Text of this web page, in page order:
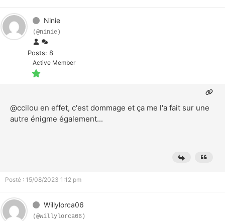
Ninie
(@ninie)
Posts: 8
Active Member
@ccilou en effet, c'est dommage et ça me l'a fait sur une
autre énigme également...
Posté : 15/08/2023 1:12 pm
Willylorca06
(@willylorca06)